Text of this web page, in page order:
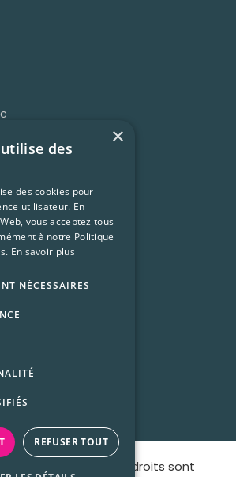
(FAQ)
Tous les droits sont
×
des
des cookies pour
utilisateur. En
vous acceptez tous
à notre Politique
En savoir plus
NÉCESSAIRES
REFUSER TOUT